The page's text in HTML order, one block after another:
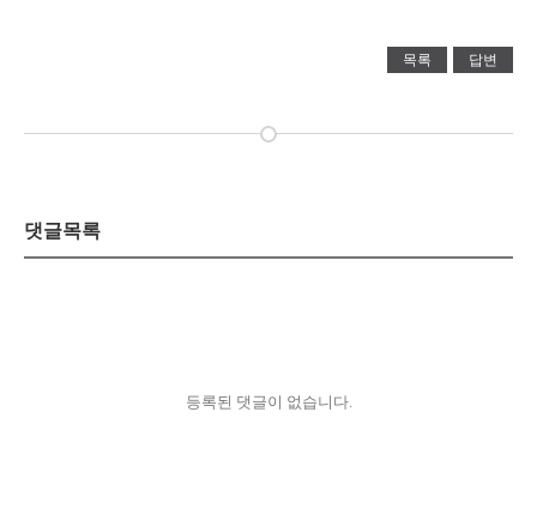
목록 답변
댓글목록
등록된 댓글이 없습니다.